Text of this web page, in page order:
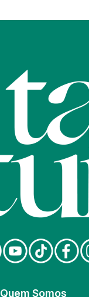
Quem Somos